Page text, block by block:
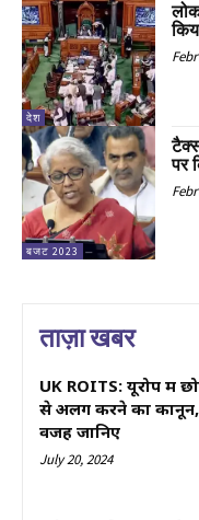
देश
बजट 2023
पर
ताज़ा खबर
UK ROITS: यूरोप में
से अलग करने का कानून,
वजह जानिए
July 20, 2024